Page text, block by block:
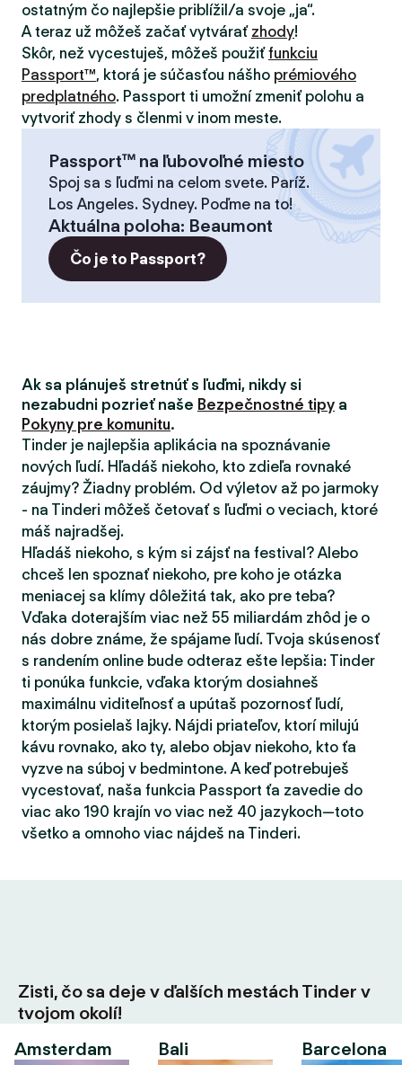
ostatným čo najlepšie priblížil/a svoje „ja“.
A teraz už môžeš začať vytvárať zhody!
Skôr, než vycestuješ, môžeš použiťfunkciu
Passport™, ktorá je súčasťou nášho prémiového
predplatného. Passport ti umožní zmeniť polohu a
vytvoriť zhody s členmi v inom meste.
Passport™ na ľubovoľné miesto
Spoj sa s ľuďmi na celom svete. Paríž.
Los Angeles. Sydney. Poďme na to!
Aktuálna poloha: Beaumont
Čo je to Passport?
Ak sa plánuješ stretnúť s ľuďmi, nikdy si
nezabudni pozrieť naše Bezpečnostné tipy a
Pokyny pre komunitu.
Tinder je najlepšia aplikácia na spoznávanie
nových ľudí. Hľadáš niekoho, kto zdieľa rovnaké
záujmy? Žiadny problém. Od výletov až po jarmoky
- na Tinderi môžeš četovať s ľuďmi o veciach, ktoré
máš najradšej.
Hľadáš niekoho, s kým si zájsť na festival? Alebo
chceš len spoznať niekoho, pre koho je otázka
meniacej sa klímy dôležitá tak, ako pre teba?
Vďaka doterajším viac než 55 miliardám zhôd je o
nás dobre známe, že spájame ľudí. Tvoja skúsenosť
s randením online bude odteraz ešte lepšia: Tinder
ti ponúka funkcie, vďaka ktorým dosiahneš
maximálnu viditeľnosť a upútaš pozornosť ľudí,
ktorým posielaš lajky. Nájdi priateľov, ktorí milujú
kávu rovnako, ako ty, alebo objav niekoho, kto ťa
vyzve na súboj v bedmintone. A keď potrebuješ
vycestovať, naša funkcia Passport ťa zavedie do
viac ako 190 krajín vo viac než 40 jazykoch—toto
všetko a omnoho viac nájdeš na Tinderi.
Zisti, čo sa deje v ďalších mestách Tinder v
tvojom okolí!
Amsterdam
Bali Barcelona